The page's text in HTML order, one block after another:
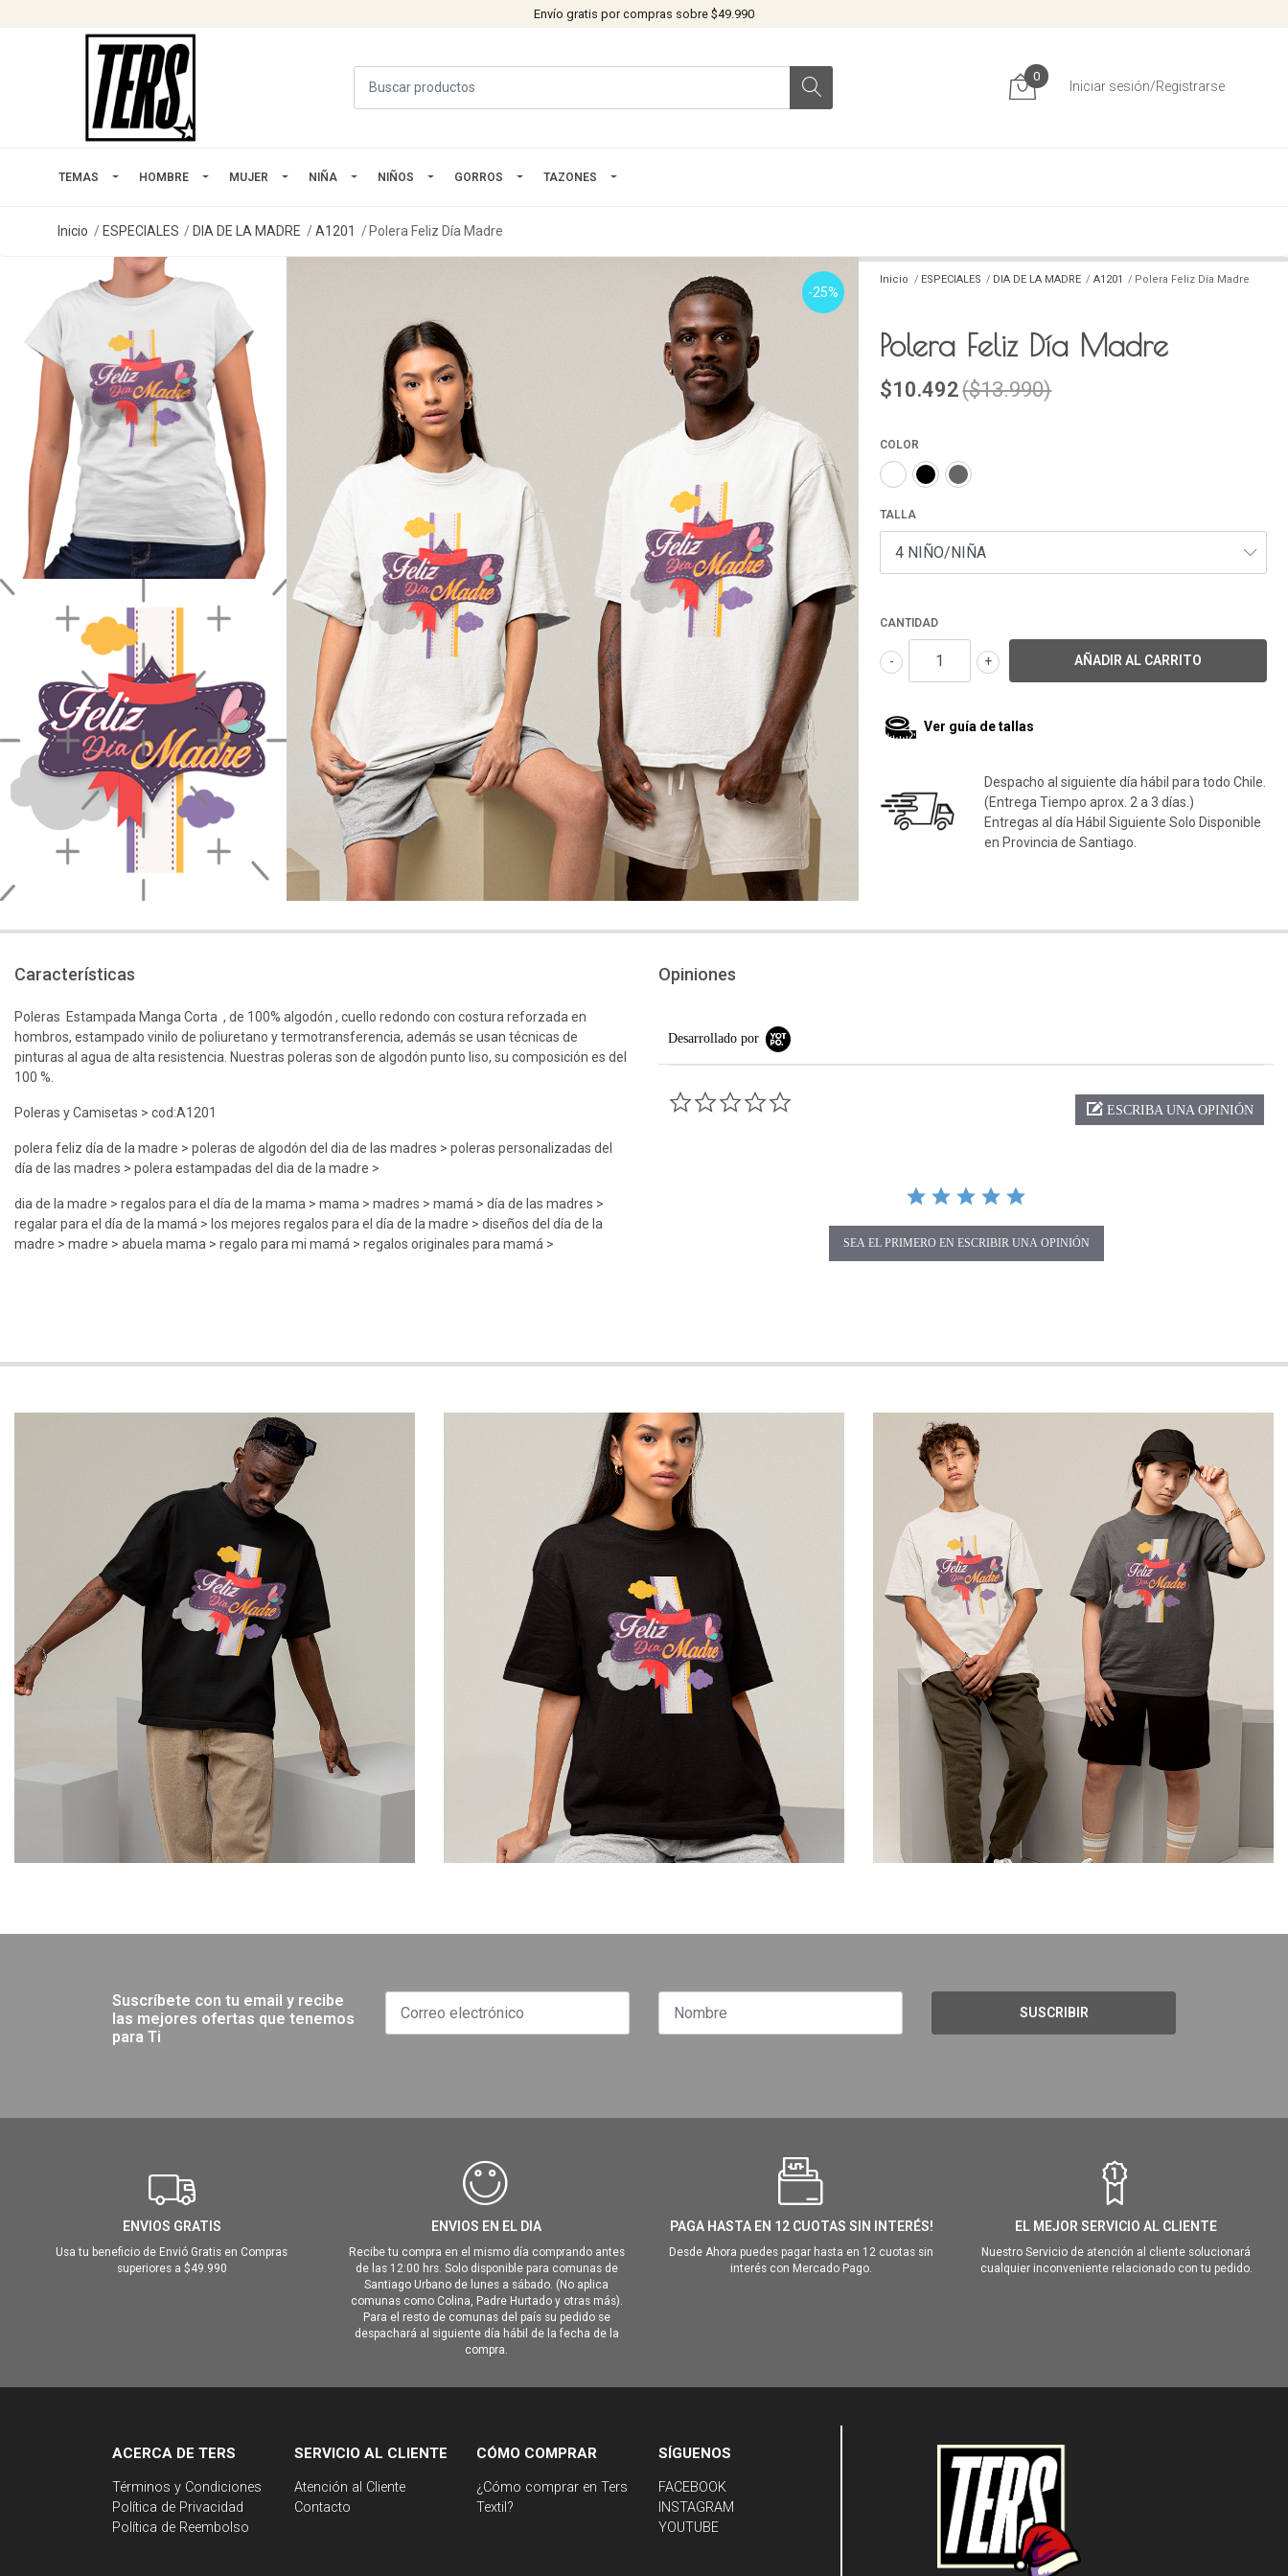
Envío gratis por compras sobre $49.990
0
Iniciar sesión/Registrarse
TEMAS HOMBRE MUJER NIÑA NIÑOS GORROS TAZONES
Inicio ESPECIALES DIA DE LA MADRE A1201 Polera Feliz Día Madre
-25%
Inicio ESPECIALES DIA DE LA MADRE A1201 Polera Feliz Día Madre
Polera Feliz Día Madre
$10.492($13.990)
COLOR
TALLA
CANTIDAD
+
-
Ver guía de tallas
Despacho al siguiente día hábil para todo Chile.
(Entrega Tiempo aprox. 2 a 3 días.)
Entregas al día Hábil Siguiente Solo Disponible
en Provincia de Santiago.
Características
Poleras Estampada Manga Corta , de 100% algodón , cuello redondo con costura reforzada en
hombros, estampado vinilo de poliuretano y termotransferencia, además se usan técnicas de
pinturas al agua de alta resistencia. Nuestras poleras son de algodón punto liso, su composición es del
100 %.
Poleras y Camisetas > cod:A1201
polera feliz día de la madre > poleras de algodón del dia de las madres > poleras personalizadas del
día de las madres > polera estampadas del dia de la madre >
dia de la madre > regalos para el día de la mama > mama > madres > mamá > día de las madres >
regalar para el día de la mamá > los mejores regalos para el día de la madre > diseños del día de la
madre > madre > abuela mama > regalo para mi mamá > regalos originales para mamá >
Opiniones
Desarrollado por
ESCRIBA UNA OPINIÓN
SEA EL PRIMERO EN ESCRIBIR UNA OPINIÓN
Suscríbete con tu email y recibe
las mejores ofertas que tenemos
para Ti
SUSCRIBIR
ENVIOS GRATIS
Usa tu beneficio de Envió Gratis en Compras
superiores a $49.990
ENVIOS EN EL DIA
Recibe tu compra en el mismo día comprando antes
de las 12:00 hrs. Solo disponible para comunas de
Santiago Urbano de lunes a sábado. (No aplica
comunas como Colina, Padre Hurtado y otras más).
Para el resto de comunas del país su pedido se
despachará al siguiente día hábil de la fecha de la
compra.
PAGA HASTA EN 12 CUOTAS SIN INTERÉS!
Desde Ahora puedes pagar hasta en 12 cuotas sin
interés con Mercado Pago.
EL MEJOR SERVICIO AL CLIENTE
Nuestro Servicio de atención al cliente solucionará
cualquier inconveniente relacionado con tu pedido.
ACERCA DE TERS
Términos y Condiciones
Política de Privacidad
Política de Reembolso
SERVICIO AL CLIENTE
Atención al Cliente
Contacto
CÓMO COMPRAR
¿Cómo comprar en Ters
Textil?
SÍGUENOS
FACEBOOK
INSTAGRAM
YOUTUBE